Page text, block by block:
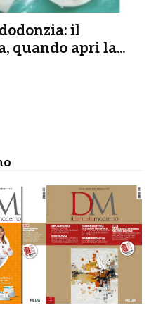
il
quando apri la...